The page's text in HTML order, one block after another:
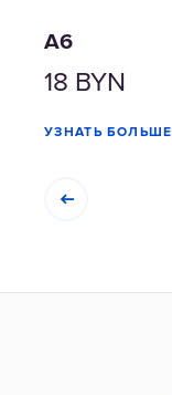
А6
18 BYN
УЗНАТЬ БОЛЬШЕ